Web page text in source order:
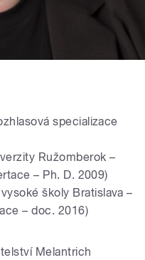
specializace
Ružomberok –
– Ph. D. 2009)
školy Bratislava –
– doc. 2016)
Melantrich